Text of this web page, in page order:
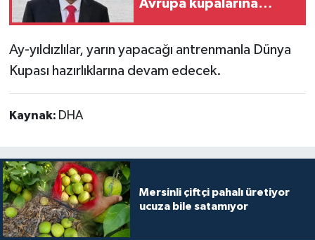
Avrupa kupalarına
Ay-yıldızlılar, yarın yapacağı antrenmanla Dünya
Kupası hazırlıklarına devam edecek.
Kaynak: DHA
Mersinli çiftçi pahalı üretiyor
ucuza bile satamıyor